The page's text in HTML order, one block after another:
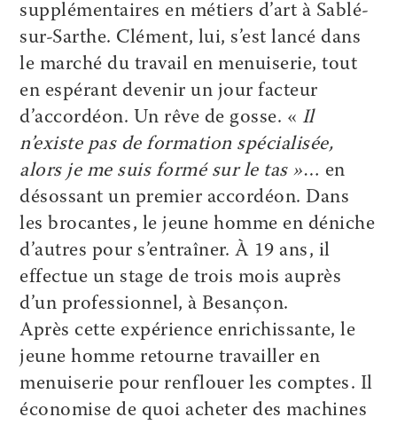
supplémentaires en métiers d’art à Sablé-
sur-Sarthe. Clément, lui, s’est lancé dans
le marché du travail en menuiserie, tout
en espérant devenir un jour facteur
d’accordéon. Un rêve de gosse. « Il
n’existe pas de formation spécialisée,
alors je me suis formé sur le tas »… en
désossant un premier accordéon. Dans
les brocantes, le jeune homme en déniche
d’autres pour s’entraîner. À 19 ans, il
effectue un stage de trois mois auprès
d’un professionnel, à Besançon.
Après cette expérience enrichissante, le
jeune homme retourne travailler en
menuiserie pour renflouer les comptes. Il
économise de quoi acheter des machines